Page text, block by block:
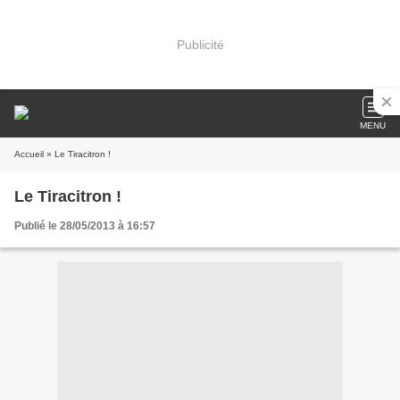
Publicité
MENU
Accueil » Le Tiracitron !
Le Tiracitron !
Publié le 28/05/2013 à 16:57